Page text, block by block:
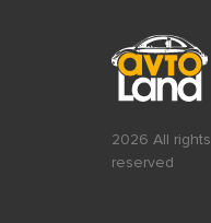
2026 All rights
reserved